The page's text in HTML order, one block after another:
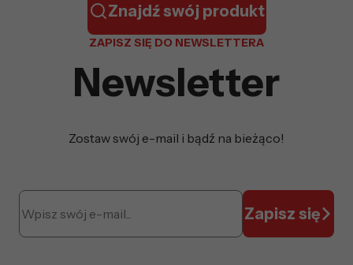
Znajdź swój produkt
ZAPISZ SIĘ DO NEWSLETTERA
Newsletter
Zostaw swój e-mail i bądź na bieżąco!
Zapisz się